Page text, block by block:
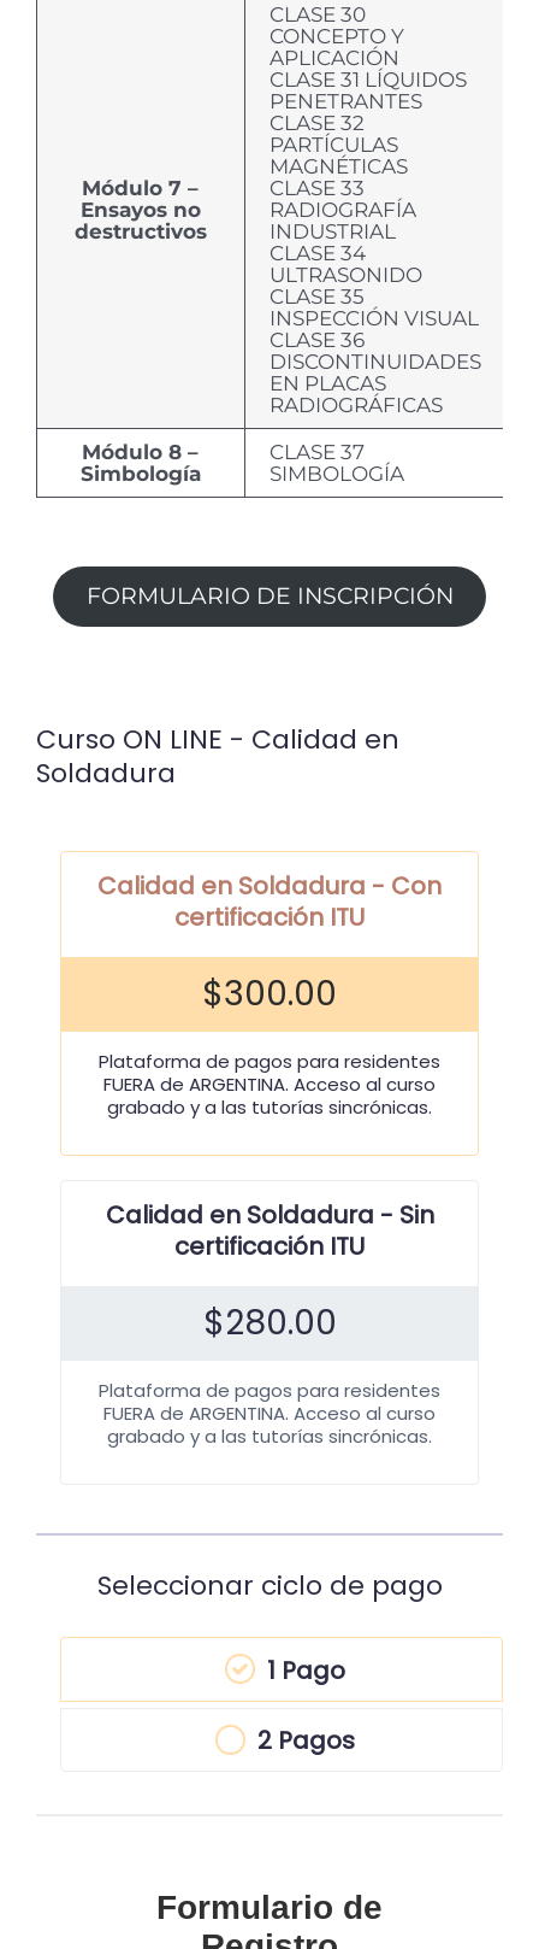
Módulo 7 –
Ensayos no
destructivos
CLASE 30
CONCEPTO Y
APLICACIÓN
CLASE 31 LÍQUIDOS
PENETRANTES
CLASE 32
PARTÍCULAS
MAGNÉTICAS
CLASE 33
RADIOGRAFÍA
INDUSTRIAL
CLASE 34
ULTRASONIDO
CLASE 35
INSPECCIÓN VISUAL
CLASE 36
DISCONTINUIDADES
EN PLACAS
RADIOGRÁFICAS
Módulo 8 –
Simbología
CLASE 37
SIMBOLOGÍA
FORMULARIO DE INSCRIPCIÓN
Curso ON LINE - Calidad en
Soldadura
Calidad en Soldadura - Con
certificación ITU
$300.00
Plataforma de pagos para residentes
FUERA de ARGENTINA. Acceso al curso
grabado y a las tutorías sincrónicas.
Calidad en Soldadura - Sin
certificación ITU
$280.00
Plataforma de pagos para residentes
FUERA de ARGENTINA. Acceso al curso
grabado y a las tutorías sincrónicas.
Seleccionar ciclo de pago
1 Pago
2 Pagos
Formulario de